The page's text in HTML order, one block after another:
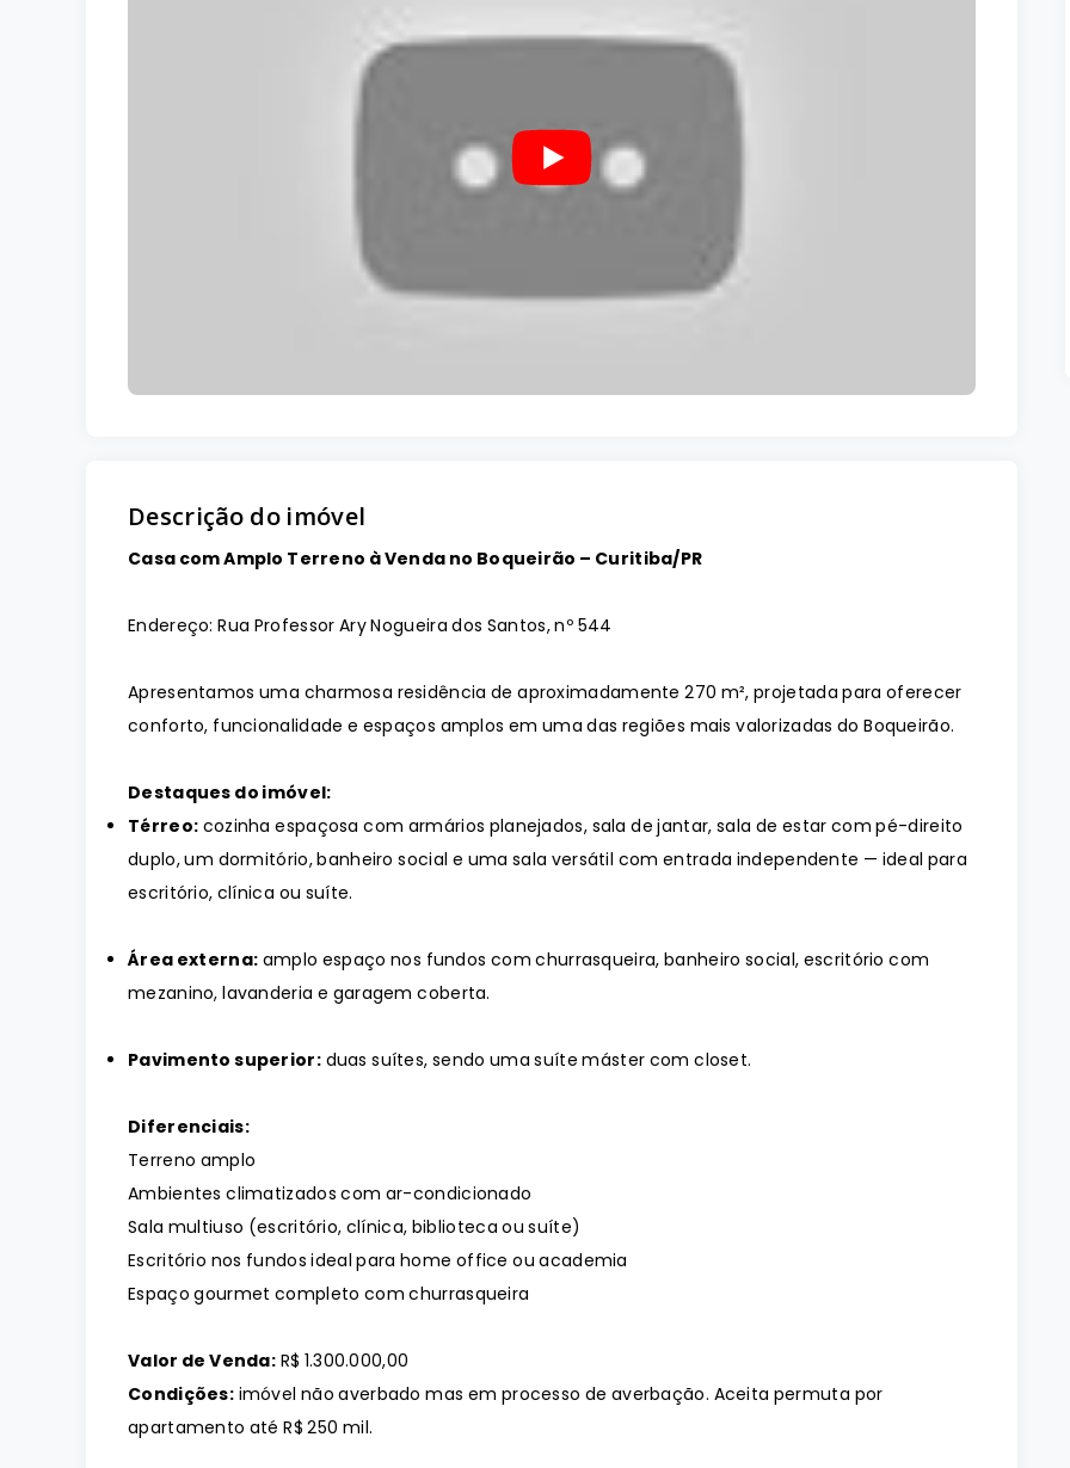
Descrição do imóvel
Casa com Amplo Terreno à Venda no Boqueirão – Curitiba/PR
Endereço: Rua Professor Ary Nogueira dos Santos, nº 544
Apresentamos uma charmosa residência de aproximadamente 270 m², projetada para oferecer
conforto, funcionalidade e espaços amplos em uma das regiões mais valorizadas do Boqueirão.
Destaques do imóvel:
Térreo: cozinha espaçosa com armários planejados, sala de jantar, sala de estar com pé-direito
duplo, um dormitório, banheiro social e uma sala versátil com entrada independente — ideal para
escritório, clínica ou suíte.
Área externa: amplo espaço nos fundos com churrasqueira, banheiro social, escritório com
mezanino, lavanderia e garagem coberta.
Pavimento superior:duas suítes, sendo uma suíte máster com closet.
Diferenciais:
Terreno amplo
Ambientes climatizados com ar-condicionado
Sala multiuso (escritório, clínica, biblioteca ou suíte)
Escritório nos fundos ideal para home office ou academia
Espaço gourmet completo com churrasqueira
Valor de Venda: R$ 1.300.000,00
Condições: imóvel não averbado mas em processo de averbação. Aceita permuta por
apartamento até R$ 250 mil.